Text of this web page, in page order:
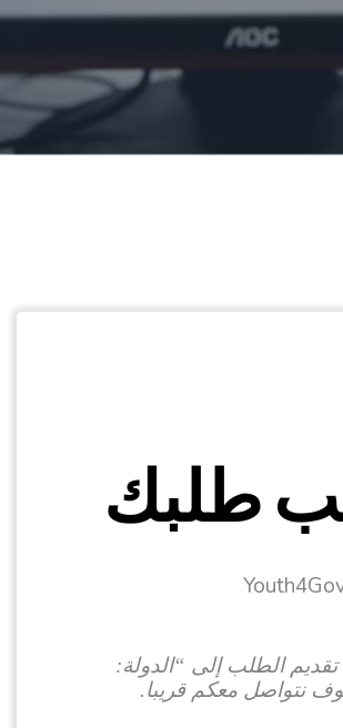
طلبك
الطلب إلى “الدولة:
نتواصل معكم قريبا.